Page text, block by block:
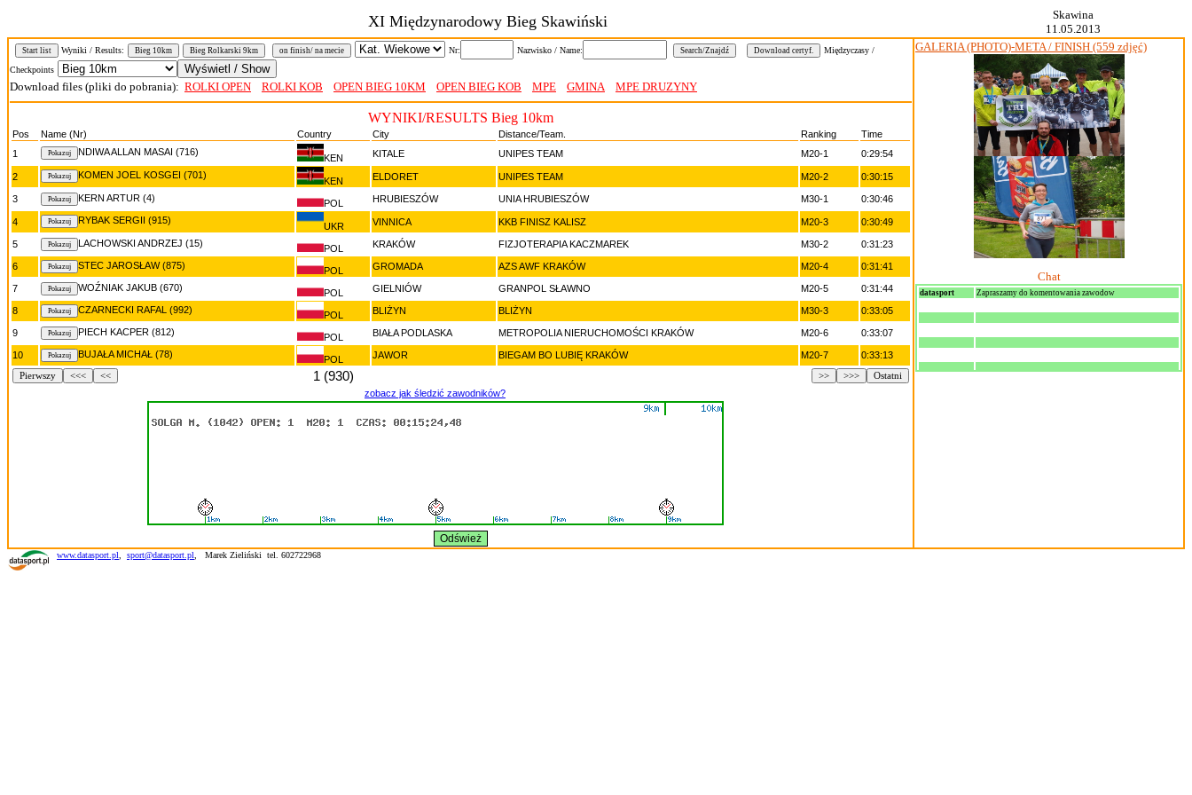
XI Międzynarodowy Bieg Skawiński
Skawina
11.05.2013
Start list Wyniki / Results: Bieg 10km Bieg Rolkarski 9km on finish/ na mecie Nr: Nazwisko / Name:
Międzyczasy /
Checkpoints
Download files (pliki do pobrania): ROLKI OPEN ROLKI KOB OPEN BIEG 10KM OPEN BIEG KOB MPE GMINA MPE DRUZYNY
WYNIKI/RESULTS Bieg 10km
Pos Name (Nr) Country City Distance/Team. Ranking
Time
1
NDIWA ALLAN MASAI (716)
KEN KITALE UNIPES TEAM M20-1 0:29:54
2 KOMEN JOEL KOSGEI (701)
KEN ELDORET UNIPES TEAM M20-2 0:30:15
3 KERN ARTUR (4) POL HRUBIESZÓW UNIA HRUBIESZÓW M30-1 0:30:46
4 RYBAK SERGII (915)
UKR VINNICA KKB FINISZ KALISZ M20-3 0:30:49
5 LACHOWSKI ANDRZEJ (15) POL KRAKÓW FIZJOTERAPIA KACZMAREK M30-2 0:31:23
6 STEC JAROSŁAW (875) POL GROMADA AZS AWF KRAKÓW M20-4 0:31:41
7 WOŹNIAK JAKUB (670) POL GIELNIÓW GRANPOL SŁAWNO M20-5 0:31:44
8 CZARNECKI RAFAL (992) POL BLIŻYN BLIŻYN M30-3 0:33:05
9 PIECH KACPER (812) POL BIAŁA PODLASKA METROPOLIA NIERUCHOMOŚCI KRAKÓW M20-6 0:33:07
10 BUJAŁA MICHAŁ (78) POL JAWOR BIEGAM BO LUBIĘ KRAKÓW M20-7 0:33:13
Pierwszy <<< << 1 (930) Ostatni
>>>
>>
zobacz jak śledzić zawodników?
GALERIA (PHOTO)-META / FINISH (559 zdjęć)
Chat
datasport Zapraszamy do komentowania zawodow
www.datasport.pl sport@datasport.pl Marek Zieliński tel. 602722968